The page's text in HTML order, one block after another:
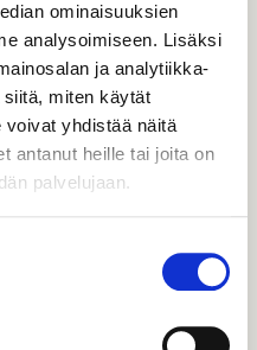
ominaisuuksien
analysoimiseen. Lisäksi
ja analytiikka-
miten käytät
yhdistää näitä
antanut heille tai joita on
palvelujaan.
400g